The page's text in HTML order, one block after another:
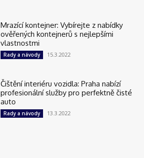
Mrazící kontejner: Vybírejte z nabídky
ověřených kontejnerů s nejlepšími
vlastnostmi
Rady a návody 15.3.2022
Čištění interiéru vozidla: Praha nabízí
profesionální služby pro perfektně čisté
auto
Rady a návody 13.3.2022